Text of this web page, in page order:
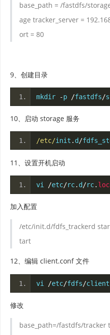
base_path = /fastdfs/
age tracker_server =
ort = 80
9、创建目录
mkdir -p /fastdfs/
10、启动 storage 服务
/etc/init . d/
11、设置开机启动
vi /etc/rc. d /rc.
加入配置
/etc/init.d/fdfs_trackerd
tart
12、编辑 client.conf 文件
vi /etc/fdfs/client
修改
base_path=/fastdfs/tracker